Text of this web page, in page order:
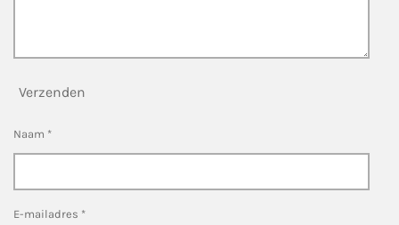
Verzenden
Naam *
E-mailadres *